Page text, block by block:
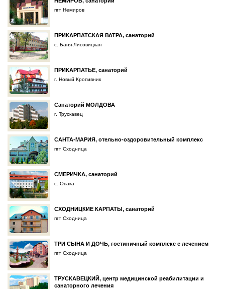
пгт Немиров
ПРИКАРПАТСКАЯ ВАТРА, санаторий
с. Баня-Лисовицкая
ПРИКАРПАТЬЕ, санаторий
г. Новый Кропивник
Санаторий МОЛДОВА
г. Трускавец
САНТА-МАРИЯ, отельно-оздоровительный комплекс
пгт Сходница
СМЕРИЧКА, санаторий
с. Опака
СХОДНИЦКИЕ КАРПАТЫ, санаторий
пгт Сходница
ТРИ СЫНА И ДОЧЬ, гостиничный комплекс с лечением
пгт Сходница
ТРУСКАВЕЦКИЙ, центр медицинской реабилитации и
санаторного лечения